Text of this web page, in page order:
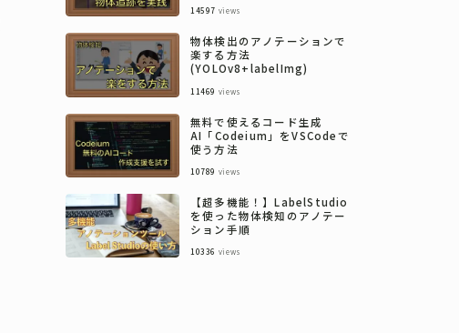
14597 views
物体検出のアノテーションで
楽する方法
(YOLOv8+labelImg)
11469 views
無料で使えるコード生成
AI「Codeium」をVSCodeで
使う方法
10789 views
【超多機能！】LabelStudio
を使った物体検知のアノテー
ション手順
10336 views